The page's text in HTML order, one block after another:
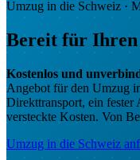
→Beiladung beim
→Was kostet ein
Auf umzug-berlin.de